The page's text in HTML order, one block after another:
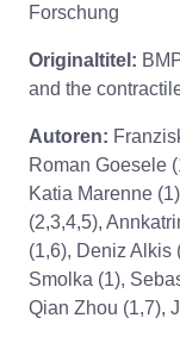
Forschung
Originaltitel:
and the
Autoren:
Roman Goesele
Katia Marenne
(2,3,4,5),
(1,6), Deniz Alkis
Smolka (1),
Qian Zhou (1,7),